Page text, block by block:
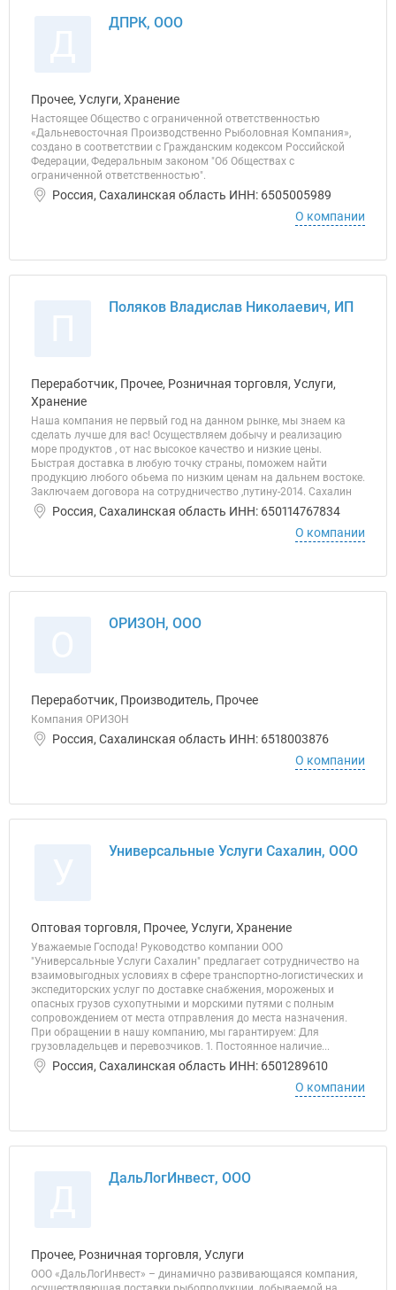
ДПРК, ООО
Прочее, Услуги, Хранение
Настоящее Общество с ограниченной ответственностью
«Дальневосточная Производственно Рыболовная Компания»,
создано в соответствии с Гражданским кодексом Российской
Федерации, Федеральным законом "Об Обществах с
ограниченной ответственностью".
Россия, Сахалинская область ИНН: 6505005989
О компании
Поляков Владислав Николаевич, ИП
Переработчик, Прочее, Розничная торговля, Услуги,
Хранение
Наша компания не первый год на данном рынке, мы знаем ка
сделать лучше для вас! Осуществляем добычу и реализацию
море продуктов , от нас высокое качество и низкие цены.
Быстрая доставка в любую точку страны, поможем найти
продукцию любого обьема по низким ценам на дальнем востоке.
Заключаем договора на сотрудничество ,путину-2014. Сахалин
Россия, Сахалинская область ИНН: 650114767834
О компании
ОРИЗОН, ООО
Переработчик, Производитель, Прочее
Компания ОРИЗОН
Россия, Сахалинская область ИНН: 6518003876
О компании
Универсальные Услуги Сахалин, ООО
Оптовая торговля, Прочее, Услуги, Хранение
Уважаемые Господа! Руководство компании ООО
"Универсальные Услуги Сахалин" предлагает сотрудничество на
взаимовыгодных условиях в сфере транспортно-логистических и
экспедиторских услуг по доставке снабжения, мороженых и
опасных грузов сухопутными и морскими путями с полным
сопровождением от места отправления до места назначения.
При обращении в нашу компанию, мы гарантируем: Для
грузовладельцев и перевозчиков. 1. Постоянное наличие...
Россия, Сахалинская область ИНН: 6501289610
О компании
ДальЛогИнвест, ООО
Прочее, Розничная торговля, Услуги
ООО «ДальЛогИнвест» – динамично развивающаяся компания,